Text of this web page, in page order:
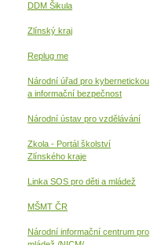
DDM Šikula
Zlínský kraj
Replug me
Národní úřad pro kybernetickou
a informační bezpečnost
Národní ústav pro vzdělávání
Zkola - Portál školství
Zlínského kraje
Linka SOS pro děti a mládež
MŠMT ČR
Národní informační centrum pro